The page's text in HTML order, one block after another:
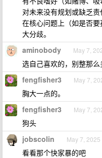
对未来没有规划或缺乏责
在核心问题上（如是否
大分歧。
aminobody May 7,
选自己喜欢的，别整那么
fengfisher3 May 7,
胸大一点的。
fengfisher3 May 7,
狗头
jobscolin May 7, 2025
看看那个快家暴的吧